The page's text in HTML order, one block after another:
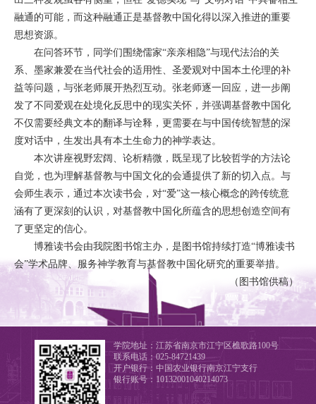
融通的可能，而这种融通正是基督教中国化得以深入推进的重要
思想资源。
在问答环节，同学们围绕儒家“亲亲相隐”与现代法治的关
系、墨家兼爱在当代社会的适用性、圣爱观对中国本土伦理的补
益等问题，与张老师展开热烈互动。张老师逐一回应，进一步阐
发了不同爱观在处境化反思中的现实关怀，并强调基督教中国化
不仅需要经典文本的翻译与诠释，更需要在与中国传统智慧的深
度对话中，生发出具有本土生命力的神学表达。
本次讲座视野宏阔、论析精微，既呈现了比较哲学的方法论
自觉，也为理解基督教与中国文化的会通提供了新的切入点。与
会师生表示，通过本次读书会，对“爱”这一核心概念的跨传统意
涵有了更深刻的认识，对基督教中国化所蕴含的思想创造空间有
了更坚定的信心。
博雅读书会由我院图书馆主办，是图书馆持续打造“博雅读书
会”学术品牌、服务神学教育与基督教中国化研究的重要举措。
（图书馆供稿）
学院地址：江苏省南京市江宁区樵歌路100号
联系电话：025-84721439
开户银行：中国农业银行南京江宁支行
银行账号：10132001040214073